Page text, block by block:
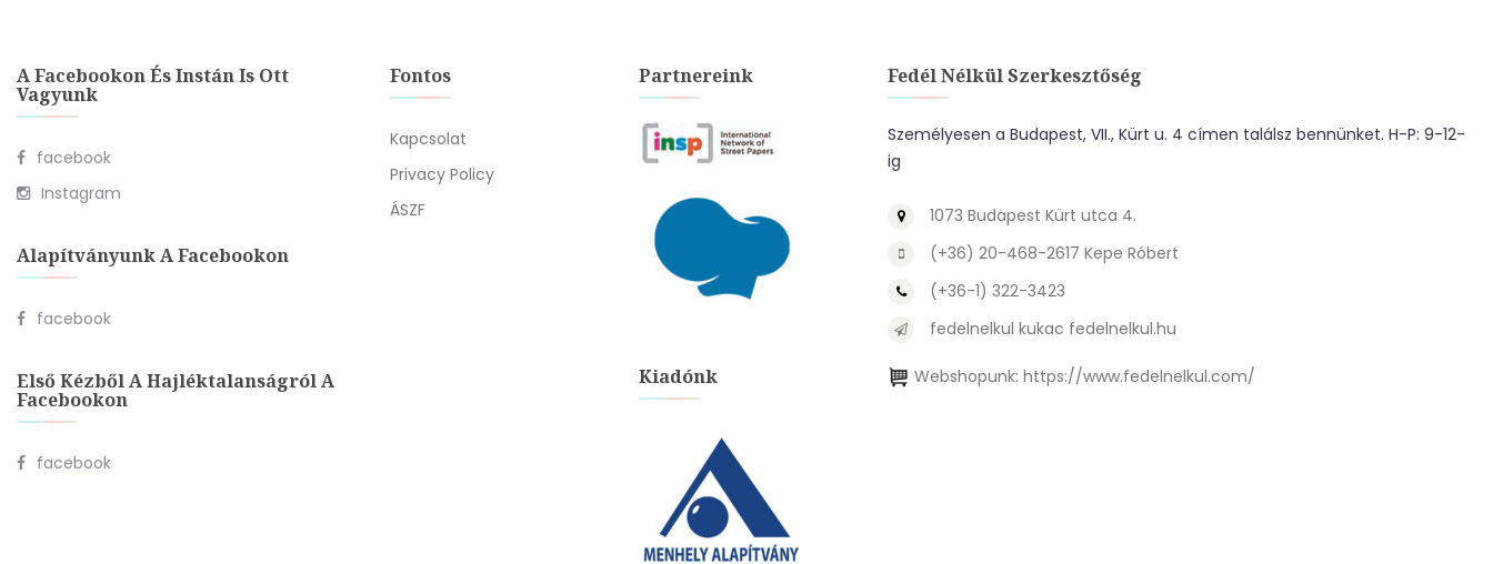
A Facebookon És Instán Is Ott
Vagyunk
facebook
Instagram
Alapítványunk A Facebookon
facebook
Első Kézből A Hajléktalanságról A
Facebookon
facebook
Fontos
Kapcsolat
Privacy Policy
ÁSZF
Partnereink
Kiadónk
Fedél Nélkül Szerkesztőség
Személyesen a Budapest, VII., Kürt u. 4 címen találsz bennünket. H-P: 9-12-
ig
1073 Budapest Kürt utca 4.
(+36) 20-468-2617 Kepe Róbert
(+36-1) 322-3423
fedelnelkul kukac fedelnelkul.hu
Webshopunk: https://www.fedelnelkul.com/